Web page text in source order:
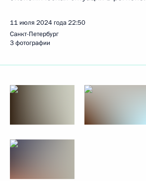
11 июля 2024 года22:50
Санкт-Петербург
3 фотографии